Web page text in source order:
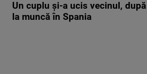
Un cuplu și-a ucis vecinul,
la muncă în Spania